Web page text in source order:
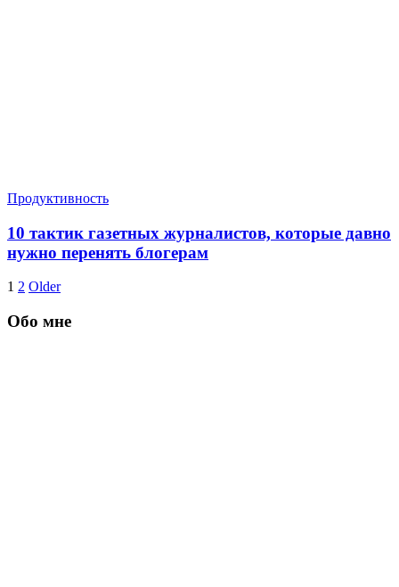
Продуктивность
10 тактик газетных журналистов, которые давно
нужно перенять блогерам
1 2 Older
Обо мне